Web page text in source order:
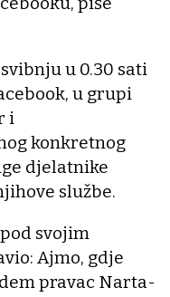
u 0.30 sati
u grupi
i
konkretnog
djelatnike
službe.
svojim
Ajmo, gdje
pravac Narta-